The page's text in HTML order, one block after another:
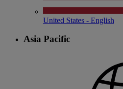
United States - English
Asia Pacific